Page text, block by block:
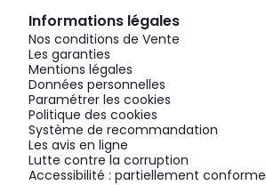
Informations légales
Nos conditions de Vente
Les garanties
Mentions légales
Données personnelles
Paramétrer les cookies
Politique des cookies
Système de recommandation
Les avis en ligne
Lutte contre la corruption
Accessibilité : partiellement conforme